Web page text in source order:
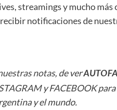
streamings y mucho
notificaciones de
notas, de ver
yFACEBOOKpara
y el mundo.